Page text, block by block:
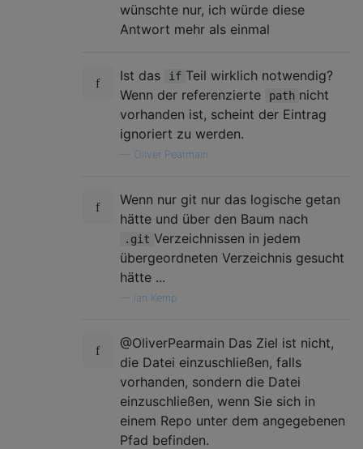
wünschte nur, ich würde diese
Antwort mehr als einmal
Ist das if Teil wirklich notwendig?
Wenn der referenzierte
path nicht
vorhanden ist, scheint der Eintrag
ignoriert zu werden.
Oliver Pearmain
Wenn nur git nur das logische getan
hätte und über den Baum nach
.git Verzeichnissen in jedem
übergeordneten Verzeichnis gesucht
hätte ...
Ian Kemp
@OliverPearmain Das Ziel ist nicht,
die Datei einzuschließen, falls
vorhanden, sondern die Datei
einzuschließen, wenn Sie sich in
einem Repo unter dem angegebenen
Pfad befinden.